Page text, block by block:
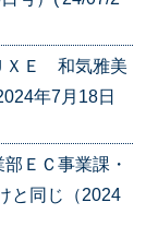
ＸＥ 和気雅美
年7月18日
ＥＣ事業課・
同じ（2024